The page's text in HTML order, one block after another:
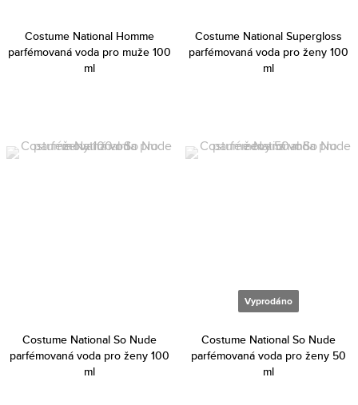
Costume National Homme
parfémovaná voda pro muže 100
ml
Costume National Supergloss
parfémovaná voda pro ženy 100
ml
Costume National So Nude
parfémovaná voda pro ženy 100
ml
Vyprodáno
Costume National So Nude
parfémovaná voda pro ženy 50
ml